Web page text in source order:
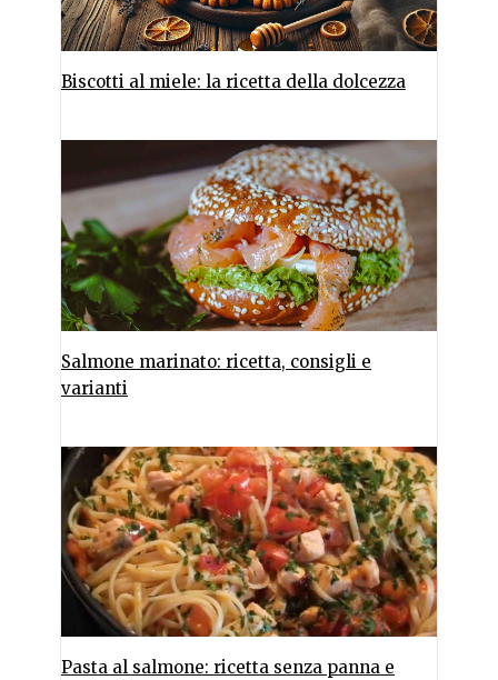
Biscotti al miele: la ricetta della dolcezza
Salmone marinato: ricetta, consigli e
varianti
Pasta al salmone: ricetta senza panna e